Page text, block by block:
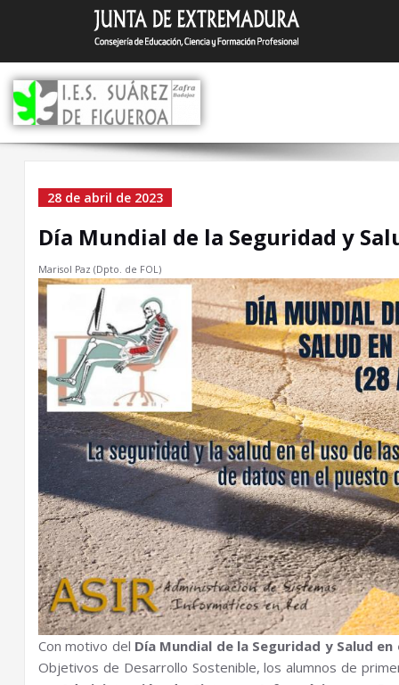
Saltar
contenido
Día Mundial de la
Seguridad y Salud en el
Trabajo
28 de abril de 2023
Día Mundial de la Seguridad y
Marisol Paz (Dpto. de FOL)
Con motivo del Día Mundial de la Seguridad y Salud
Objetivos de Desarrollo Sostenible, los alumnos de